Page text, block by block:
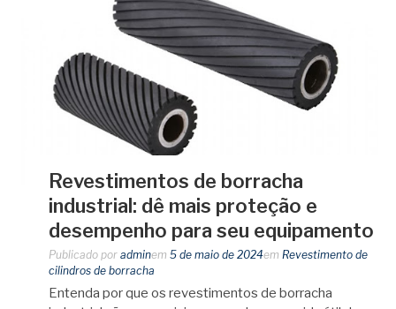
Revestimentos de borracha
industrial: dê mais proteção e
desempenho para seu equipamento
Publicado por adminem 5 de maio de 2024em Revestimento de
cilindros de borracha
Entenda por que os revestimentos de borracha